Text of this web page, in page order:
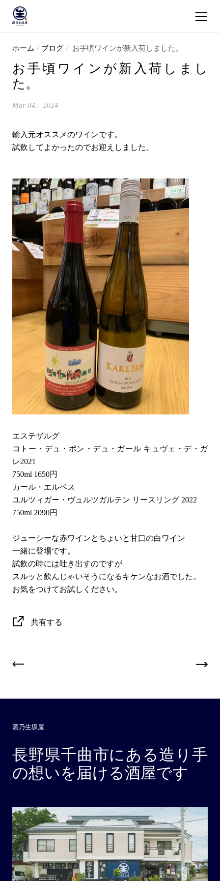
ショッピ
ホーム / ブログ / お手頃ワインが新入荷しました。
お手頃ワインが新入荷しまし
た。
Mar 04、2024
輸入元オススメのワインです。
試飲してよかったのでお迎えしました。
エステザルグ
コトー・デュ・ポン・デュ・ガール キュヴェ・デ・ガ
レ2021
750ml 1650円
カール・エルベス
ユルツィガー・ヴュルツガルテン リースリング 2022
750ml 2090円
ジューシーな赤ワインとちょいと甘口の白ワイン
一緒に登場です。
試飲の時には吐き出すのですが
スルッと飲んじゃいそうになるキケンなお酒でした。
お気をつけてお試しください。
共有する
酒乃生坂屋
長野県千曲市にある造り手
の想いを届ける酒屋です